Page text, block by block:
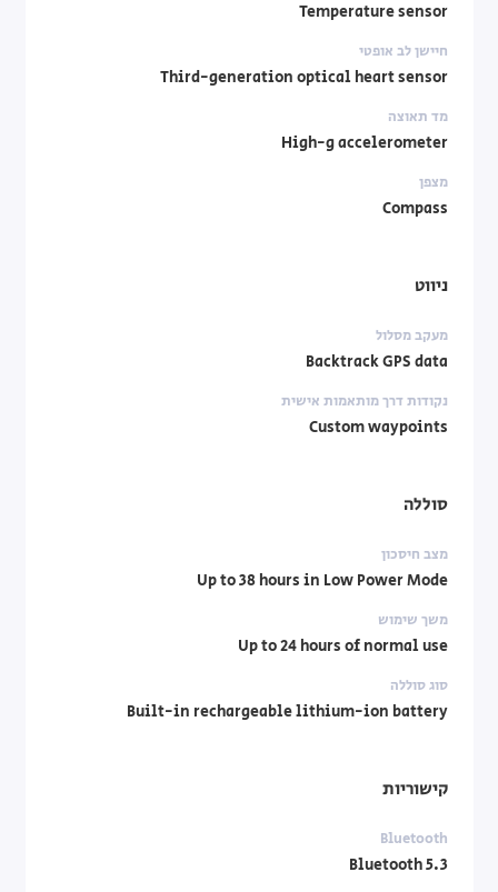
Temperature sensor
חיישן לב אופטי
Third-generation optical heart sensor
מד תאוצה
High-g accelerometer
מצפן
Compass
ניווט
מעקב מסלול
Backtrack GPS data
נקודות דרך מותאמות אישית
Custom waypoints
סוללה
מצב חיסכון
Up to 38 hours in Low Power Mode
משך שימוש
Up to 24 hours of normal use
סוג סוללה
Built-in rechargeable lithium-ion battery
קישוריות
Bluetooth
Bluetooth 5.3